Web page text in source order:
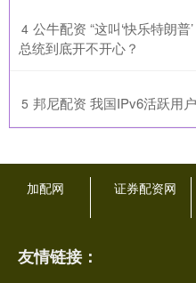
4 公牛配资 “这叫‘快乐特朗
总统到底开不开心？
5 邦尼配资 我国IPv6活跃用
加配网 证券配资网
友情链接：